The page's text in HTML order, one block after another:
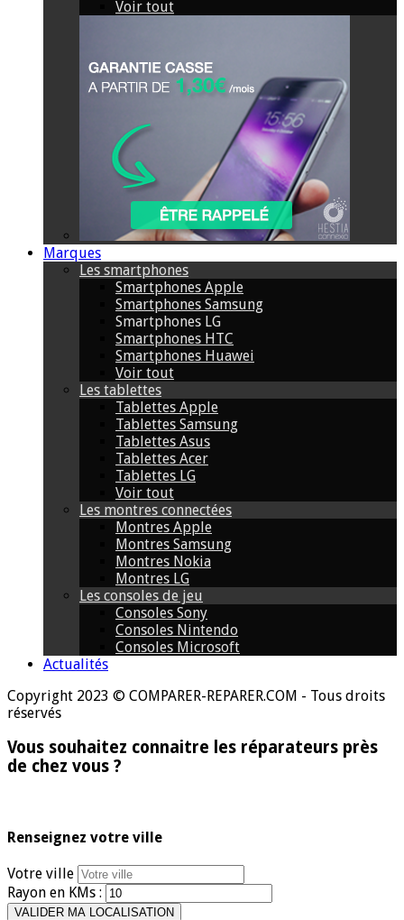
Voir tout
Marques
Les smartphones
Smartphones Apple
Smartphones Samsung
Smartphones LG
Smartphones HTC
Smartphones Huawei
Voir tout
Les tablettes
Tablettes Apple
Tablettes Samsung
Tablettes Asus
Tablettes Acer
Tablettes LG
Voir tout
Les montres connectées
Montres Apple
Montres Samsung
Montres Nokia
Montres LG
Les consoles de jeu
Consoles Sony
Consoles Nintendo
Consoles Microsoft
Actualités
Copyright 2023 © COMPARER-REPARER.COM - Tous droits
réservés
Vous souhaitez connaitre les réparateurs près
de chez vous ?
Renseignez votre ville
Votre ville
Rayon en KMs :